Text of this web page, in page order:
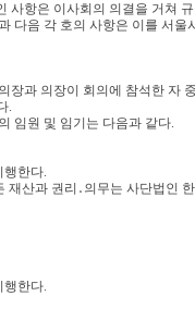
사항은 이사회의 의결을 거쳐
다음 각 호의 사항은 이를 서울
장과 의장이 회의에 참석한 자
.
임원 및 임기는 다음과 같다.
행한다.
재산과 권리 ․ 의무는 사단법인
행한다.